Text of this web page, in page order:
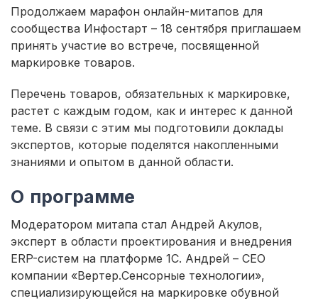
Продолжаем марафон онлайн-митапов для
сообщества Инфостарт – 18 сентября приглашаем
принять участие во встрече, посвященной
маркировке товаров.
Перечень товаров, обязательных к маркировке,
растет с каждым годом, как и интерес к данной
теме. В связи с этим мы подготовили доклады
экспертов, которые поделятся накопленными
знаниями и опытом в данной области.
О программе
Модератором митапа стал Андрей Акулов,
эксперт в области проектирования и внедрения
ERP-систем на платформе 1С. Андрей – CEO
компании «Вертер.Сенсорные технологии»,
специализирующейся на маркировке обувной